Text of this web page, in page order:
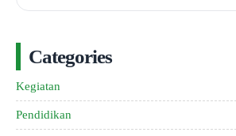
Categories
Kegiatan
Pendidikan